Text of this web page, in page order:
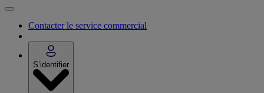
Contacter le service commercial
S’identifier